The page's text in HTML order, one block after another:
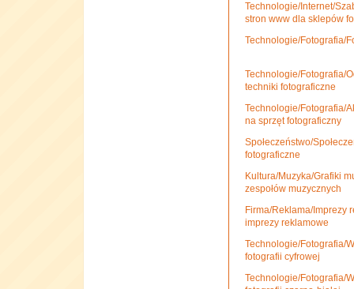
Technologie/Internet/
stron www dla sklepów
Technologie/Fotografia/
Technologie/Fotografia/
techniki fotograficzne
Technologie/Fotografia/
na sprzęt fotograficzny
Społeczeństwo/
fotograficzne
Kultura/Muzyka/Grafiki
zespołów muzycznych
Firma/Reklama/Imprezy
imprezy reklamowe
Technologie/Fotografia/
fotografii cyfrowej
Technologie/Fotografia/